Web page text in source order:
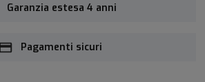
Garanzia estesa 4 anni
Pagamenti sicuri